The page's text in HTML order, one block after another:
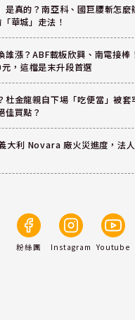
是真的？南亞科、國巨腰斬怎麼
華城」走法！
誰漲？ABF載板欣興、南電接棒
，這檔是末升段首選
杜金龍親自下場「吃便當」被套
佳買點？
大利 Novara 廠火災進度，法
粉絲團 Instagram Youtube